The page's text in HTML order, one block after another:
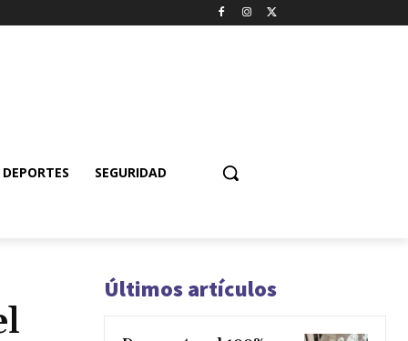
DEPORTES SEGURIDAD
Últimos artículos